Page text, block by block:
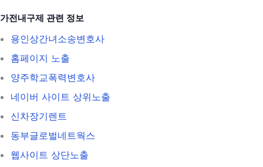
가전내구제 관련 정보
용인상간녀소송변호사
홈페이지 노출
양주학교폭력변호사
네이버 사이트 상위노출
신차장기렌트
동부글로벌네트웍스
웹사이트 상단노출